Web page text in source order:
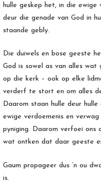
hulle geskep het, in die
deur die genade van God in
staande gebly.
Die duiwels en bose geeste
God is sowel as van alles wat
op die kerk – ook op elke
verderf te stort en om alles
Daarom staan hulle deur
ewige verdoemenis en
pyniging. Daarom verfoei ons
wat ontken dat daar geeste
Gaum propageer dus ‘n ou
is.